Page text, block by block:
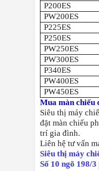
P200ES
PW200ES
P225ES
P250ES
PW250ES
PW300ES
P340ES
PW400ES
PW450ES
Mua màn chiếu
Siêu thị máy
đặt màn chiếu
trí gia đình.
Liên hệ tư vấn
Siêu thị máy
Số 10 ngõ 198/